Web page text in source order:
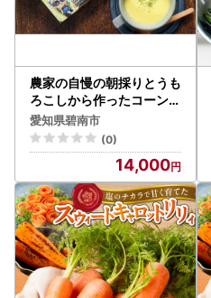
農家の自慢の朝採りとうも
ろこしから作ったコーンス
ープ10個セット H132-02
5
愛知県碧南市
(0)
14,000